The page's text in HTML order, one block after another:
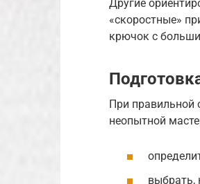
Другие
«скоростные»
крючок с
При правильной
неопытной
выбрать,